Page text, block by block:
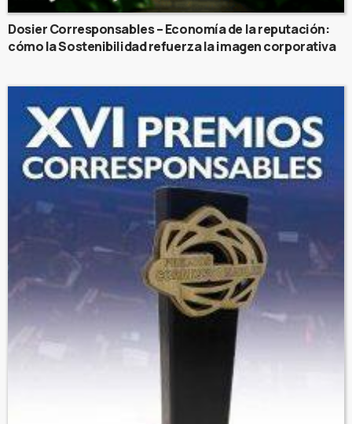
Dosier Corresponsables – Economía de la reputación:
cómo la Sostenibilidad refuerza la imagen corporativa